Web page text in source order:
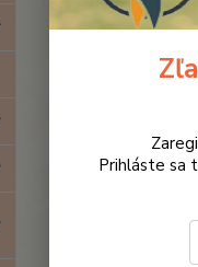
Prihláste sa